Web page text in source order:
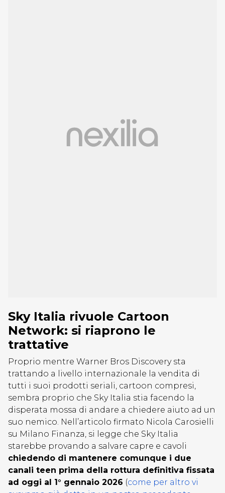
Sky Italia rivuole Cartoon
Network: si riaprono le
trattative
Proprio mentre Warner Bros Discovery sta
trattando a livello internazionale la vendita di
tutti i suoi prodotti seriali, cartoon compresi,
sembra proprio che Sky Italia stia facendo la
disperata mossa di andare a chiedere aiuto ad un
suo nemico. Nell’articolo firmato Nicola Carosielli
su Milano Finanza, si legge che Sky Italia
starebbe provando a salvare capre e cavoli
chiedendo di mantenere comunque i due
canali teen prima della rottura definitiva fissata
ad oggi al 1° gennaio 2026 (come per altro vi